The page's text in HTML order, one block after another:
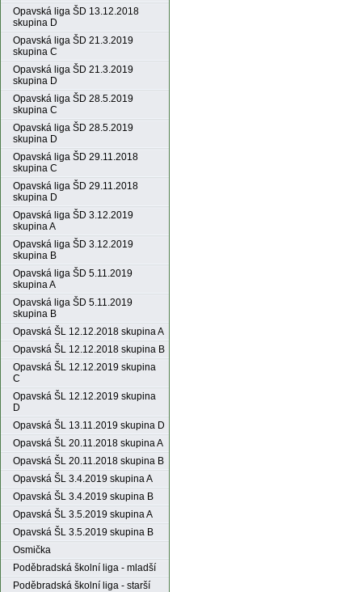
Opavská liga ŠD 13.12.2018
skupina D
Opavská liga ŠD 21.3.2019
skupina C
Opavská liga ŠD 21.3.2019
skupina D
Opavská liga ŠD 28.5.2019
skupina C
Opavská liga ŠD 28.5.2019
skupina D
Opavská liga ŠD 29.11.2018
skupina C
Opavská liga ŠD 29.11.2018
skupina D
Opavská liga ŠD 3.12.2019
skupina A
Opavská liga ŠD 3.12.2019
skupina B
Opavská liga ŠD 5.11.2019
skupina A
Opavská liga ŠD 5.11.2019
skupina B
Opavská ŠL 12.12.2018 skupina A
Opavská ŠL 12.12.2018 skupina B
Opavská ŠL 12.12.2019 skupina
C
Opavská ŠL 12.12.2019 skupina
D
Opavská ŠL 13.11.2019 skupina D
Opavská ŠL 20.11.2018 skupina A
Opavská ŠL 20.11.2018 skupina B
Opavská ŠL 3.4.2019 skupina A
Opavská ŠL 3.4.2019 skupina B
Opavská ŠL 3.5.2019 skupina A
Opavská ŠL 3.5.2019 skupina B
Osmička
Poděbradská školní liga - mladší
Poděbradská školní liga - starší